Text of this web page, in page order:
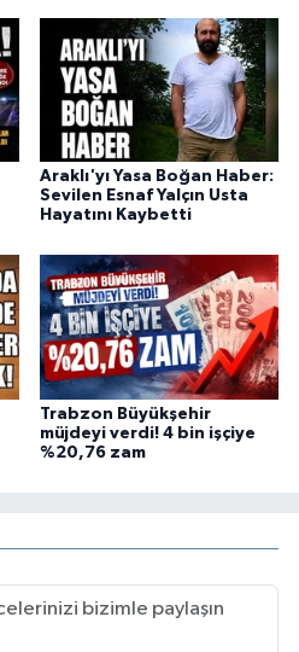
Araklı'yı Yasa Boğan Haber:
Sevilen Esnaf Yalçın Usta
Hayatını Kaybetti
Trabzon Büyükşehir
müjdeyi verdi! 4 bin işçiye
%20,76 zam